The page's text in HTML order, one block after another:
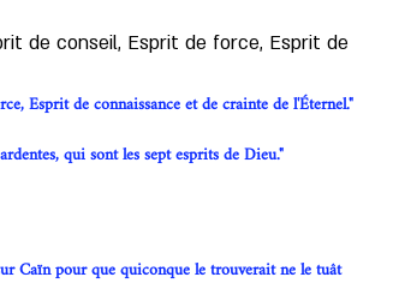
de conseil, Esprit de force, Esprit de
Esprit de connaissance et de crainte de l'Éternel."
qui sont les sept esprits de Dieu."
Caïn pour que quiconque le trouverait ne le tuât